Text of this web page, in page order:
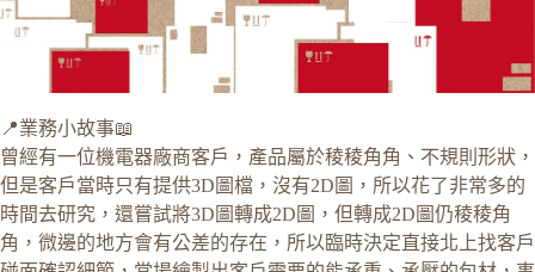
📍業務小故事📖
曾經有一位機電器廠商客戶，產品屬於稜稜角角、不規則形狀，
但是客戶當時只有提供3D圖檔，沒有2D圖，所以花了非常多的
時間去研究，還嘗試將3D圖轉成2D圖，但轉成2D圖仍稜稜角
角，微邊的地方會有公差的存在，所以臨時決定直接北上找客戶